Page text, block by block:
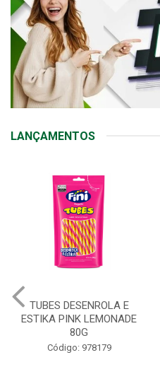
LANÇAMENTOS
BALA GEL FINI FAZENDO
ARTE 80G
Código: 978390